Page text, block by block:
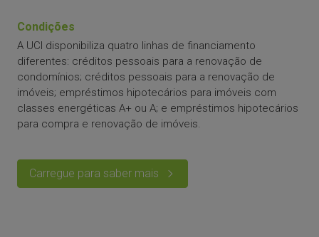
Condições
A UCI disponibiliza quatro linhas de financiamento
diferentes: créditos pessoais para a renovação de
condomínios; créditos pessoais para a renovação de
imóveis; empréstimos hipotecários para imóveis com
classes energéticas A+ ou A; e empréstimos hipotecários
para compra e renovação de imóveis.
Carregue para saber mais